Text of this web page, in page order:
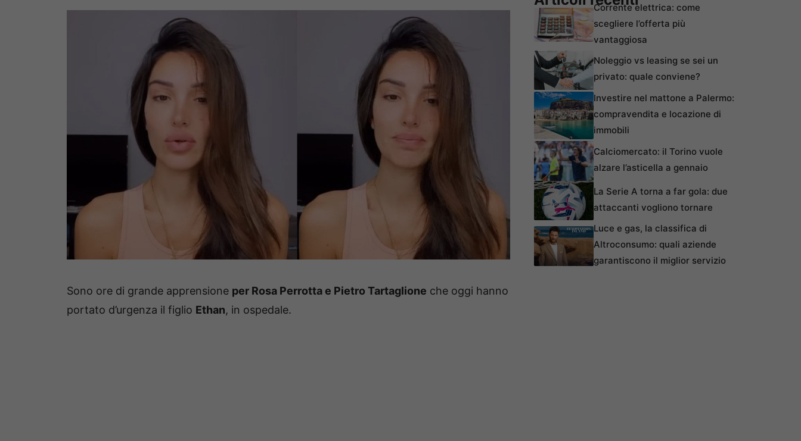
Sono ore di grande apprensione per Rosa Perrotta e Pietro Tartaglione che oggi hanno
portato d’urgenza il figlio Ethan, in ospedale.
Corrente elettrica: come
scegliere l’offerta più
vantaggiosa
Noleggio vs leasing se sei un
privato: quale conviene?
Investire nel mattone a Palermo:
compravendita e locazione di
immobili
Calciomercato: il Torino vuole
alzare l’asticella a gennaio
La Serie A torna a far gola: due
attaccanti vogliono tornare
Luce e gas, la classifica di
Altroconsumo: quali aziende
garantiscono il miglior servizio